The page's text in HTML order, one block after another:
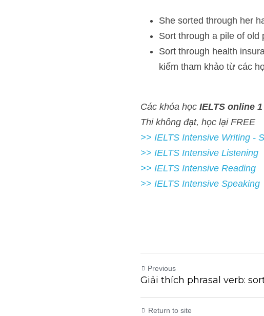
She sorted through her
Sort through a pile of old
Sort through health
các hợp đồng bảo hiểm y tế
Các khóa học IELTS online 1 kèm 1
FREE
>> IELTS Intensive Writing - Sửa
>> IELTS Intensive Listening
>> IELTS Intensive Reading
>> IELTS Intensive Speaking
Previous
Giải thích phrasal verb:
Return to site